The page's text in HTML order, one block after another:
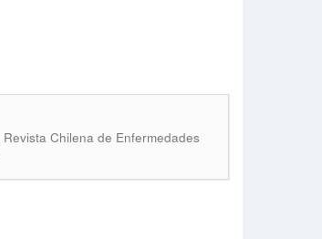
Revista Chilena de Enfermedades